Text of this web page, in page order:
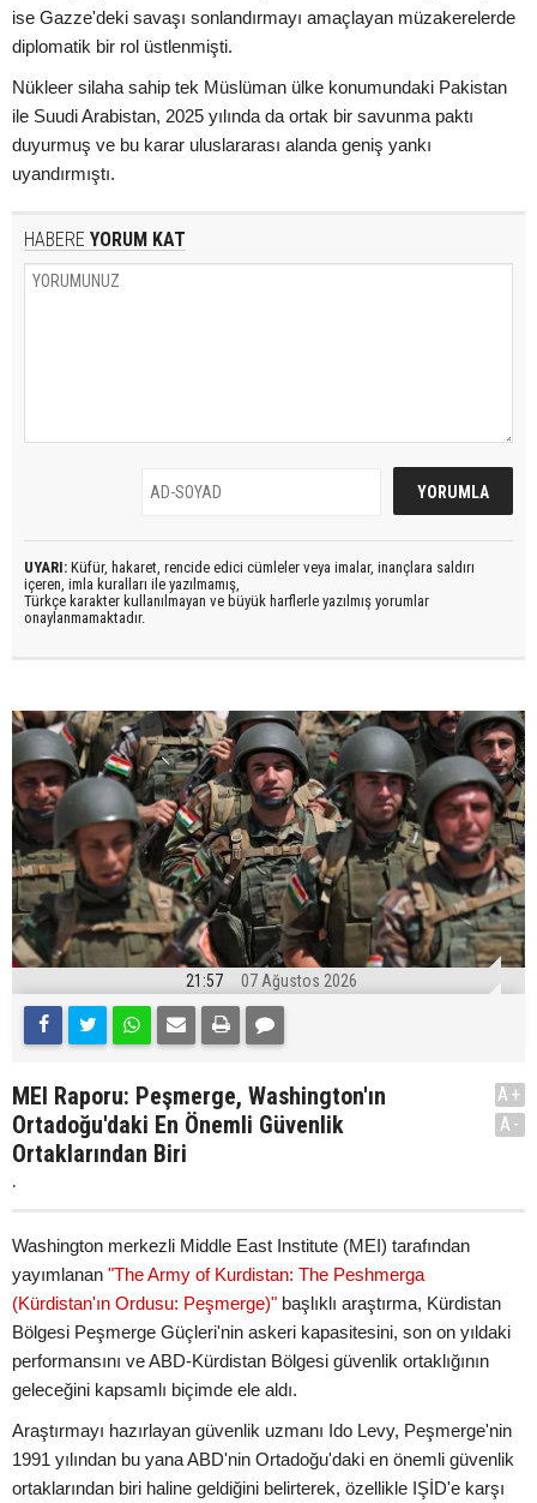
ise Gazze'deki savaşı sonlandırmayı amaçlayan müzakerelerde
diplomatik bir rol üstlenmişti.
Nükleer silaha sahip tek Müslüman ülke konumundaki Pakistan
ile Suudi Arabistan, 2025 yılında da ortak bir savunma paktı
duyurmuş ve bu karar uluslararası alanda geniş yankı
uyandırmıştı.
HABERE YORUM KAT
UYARI: Küfür, hakaret, rencide edici cümleler veya imalar, inançlara saldırı
içeren, imla kuralları ile yazılmamış,
Türkçe karakter kullanılmayan ve büyük harflerle yazılmış yorumlar
onaylanmamaktadır.
21:57 07 Ağustos 2026
MEI Raporu: Peşmerge, Washington'ın
Ortadoğu'daki En Önemli Güvenlik
Ortaklarından Biri
.
A+
A-
Washington merkezli Middle East Institute (MEI) tarafından
yayımlanan "The Army of Kurdistan: The Peshmerga
(Kürdistan'ın Ordusu: Peşmerge)" başlıklı araştırma, Kürdistan
Bölgesi Peşmerge Güçleri'nin askeri kapasitesini, son on yıldaki
performansını ve ABD-Kürdistan Bölgesi güvenlik ortaklığının
geleceğini kapsamlı biçimde ele aldı.
Araştırmayı hazırlayan güvenlik uzmanı Ido Levy, Peşmerge'nin
1991 yılından bu yana ABD'nin Ortadoğu'daki en önemli güvenlik
ortaklarından biri haline geldiğini belirterek, özellikle IŞİD'e karşı